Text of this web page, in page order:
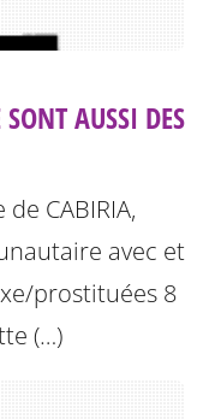
SONT AUSSI DES
CABIRIA,
avec et
prostituées 8
(…)